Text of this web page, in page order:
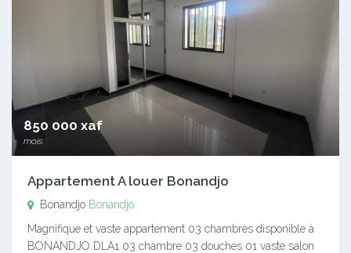
850 000 xaf
mois
Appartement A louer Bonandjo
Bonandjo Bonandjo
Magnifique et vaste appartement 03 chambres disponible à
BONANDJO DLA1 03 chambre 03 douches 01 vaste salon